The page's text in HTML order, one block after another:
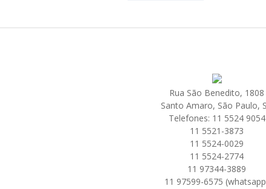
Rua São Benedito, 1808
Santo Amaro, São Paulo,
Telefones: 11 5524 9054
11 5521-3873
11 5524-0029
11 5524-2774
11 97344-3889
11 97599-6575